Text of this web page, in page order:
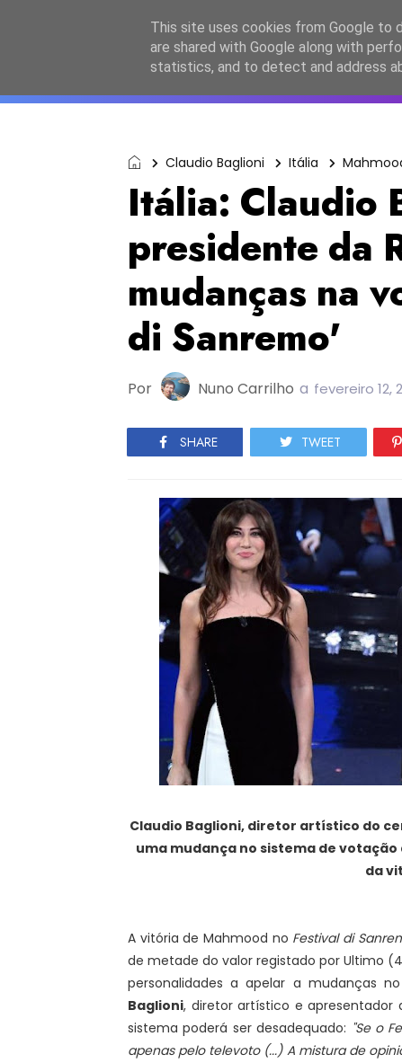
ESC2027 JESC2026
Claudio Baglioni Itália
Itália: Claudio
presidente da
mudanças na
di Sanremo'
Por Nuno Carrilho a fevereiro 12,
SHARE TWEET
Claudio Baglioni, diretor artístico do
uma mudança no sistema de votação
da
A vitória de Mahmood no Festival di
de metade do valor registado por Ultimo
personalidades a apelar a mudanças
Baglioni, diretor artístico e
sistema poderá ser desadequado: "Se o
apenas pelo televoto (...) A mistura de
This site uses cookies from Google to
are shared with Google along with
statistics, and to detect and address